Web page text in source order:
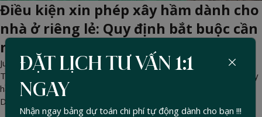
Điều kiện xin phép xây hầm dành cho
nhà ở riêng lẻ: Quy định bắt buộc cần
nắm rõ
Jul 09, 2026 - DucTin Construction >Kinh nghiệm xây nhà
Tìm hiểu chi tiết quy định xây hầm nhà ở và điều kiện xin phép xây
hầm mới nhất. Giải pháp thi công hầm an toàn, chuẩn kỹ thuật từ
Duc Tin Construction.
ĐẶT LỊCH TƯ VẤN 1:1
NGAY
Nhận ngay bảng dự toán chi phí tự động dành cho bạn !!!